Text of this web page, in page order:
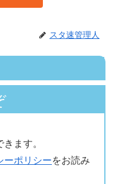
スタ速管理人
ます。
ーポリシーをお読み